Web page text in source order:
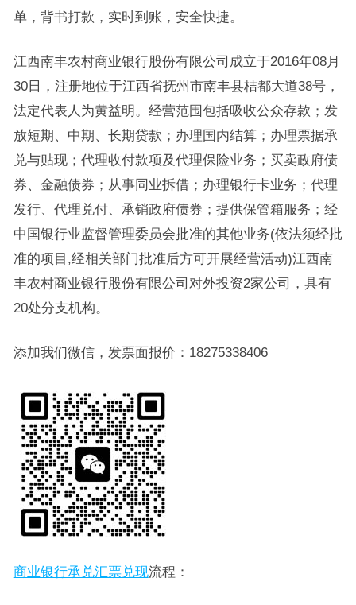
单，背书打款，实时到账，安全快捷。
江西南丰农村商业银行股份有限公司成立于2016年08月
30日，注册地位于江西省抚州市南丰县桔都大道38号，
法定代表人为黄益明。经营范围包括吸收公众存款；发
放短期、中期、长期贷款；办理国内结算；办理票据承
兑与贴现；代理收付款项及代理保险业务；买卖政府债
券、金融债券；从事同业拆借；办理银行卡业务；代理
发行、代理兑付、承销政府债券；提供保管箱服务；经
中国银行业监督管理委员会批准的其他业务(依法须经批
准的项目,经相关部门批准后方可开展经营活动)江西南
丰农村商业银行股份有限公司对外投资2家公司，具有
20处分支机构。
添加我们微信，发票面报价：18275338406
商业银行承兑汇票兑现流程：